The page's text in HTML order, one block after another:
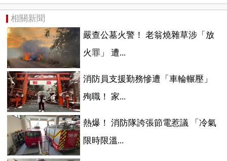
相關新聞
嚴查公墓火警！ 老翁燒雜草涉「放
火罪」 遭...
消防員支援勤務慘遭「車輪輾壓」
殉職！ 家...
熱爆！ 消防隊誇張節電惹議 「冷氣
限時限溫...